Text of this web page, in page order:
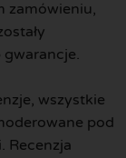
zamówieniu,
wszystkie
pod
Recenzja